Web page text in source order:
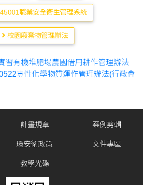
職業安全衛生管理系統
校園廢棄物管理辦法
習有機堆肥場農園借用耕作管理辦法
毒性化學物質運作管理辦法(行政會
計畫規章
環安衛政策
教學光碟
案例剪輯
文件專區